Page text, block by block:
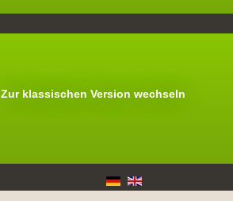
Zur klassischen Version wechseln